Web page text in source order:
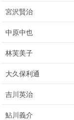
宮沢賢治
中原中也
林芙美子
大久保利通
吉川英治
鮎川義介